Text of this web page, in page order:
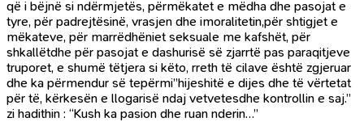
që i bëjnë si ndërmjetës, përmëkatet e mëdha dhe pasojat e
tyre, për padrejtësinë, vrasjen dhe imoralitetin,për shtigjet e
mëkateve, për marrëdhëniet seksuale me kafshët, për
shkallëtdhe për pasojat e dashurisë së zjarrtë pas paraqitjeve
truporet, e shumë tëtjera si këto, rreth të cilave është zgjeruar
dhe ka përmendur së tepërmi”hijeshitë e dijes dhe të vërtetat
për të, kërkesën e llogarisë ndaj vetvetesdhe kontrollin e saj.”
zi hadithin : “Kush ka pasion dhe ruan nderin…”